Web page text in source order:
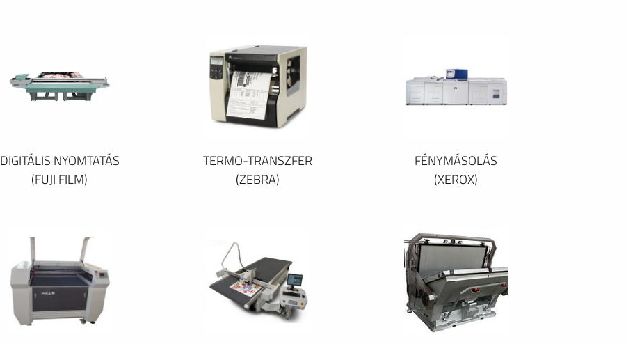
DIGITÁLIS NYOMTATÁS
(FUJI FILM)
TERMO-TRANSZFER
(ZEBRA)
FÉNYMÁSOLÁS
(XEROX)